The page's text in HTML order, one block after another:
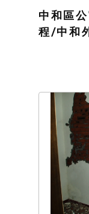
中和區
程/中和